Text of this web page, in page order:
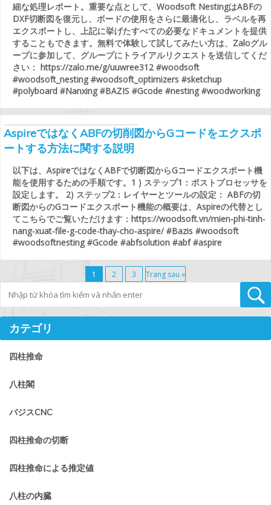
細な処理レポート。重要な点として、Woodsoft NestingはABFの
DXF切断図を復元し、ボードの使用をさらに最適化し、ラベルを再
エクスポートし、上記に挙げたすべての必要なドキュメントを提供
することもできます。無料で体験して試してみたい方は、Zaloグル
ープに参加して、グループにトライアルリクエストを送信してくだ
さい： https://zalo.me/g/uuwree312 #woodsoft
#woodsoft_nesting #woodsoft_optimizers #sketchup
#polyboard #Nanxing #BAZIS #Gcode #nesting #woodworking
AspireではなくABFの切削図からGコードをエクスポ
ートする方法に関する説明
以下は、AspireではなくABFで切断図からGコードエクスポート機
能を使用するための手順です。1 ) ステップ1：ポストプロセッサを
設定します。 2) ステップ2：レイヤーとツールの設定： ABFの切
断図からのGコードエクスポート機能の概要は、Aspireの代替とし
てこちらでご覧いただけます：https://woodsoft.vn/mien-phi-tinh-
nang-xuat-file-g-code-thay-cho-aspire/ #Bazis #woodsoft
#woodsoftnesting #Gcode #abfsolution #abf #aspire
1 2 3 Trang sau »
カテゴリ
四柱推命
八柱閣
バジスCNC
四柱推命の切断
四柱推命による推定値
八柱の内臓